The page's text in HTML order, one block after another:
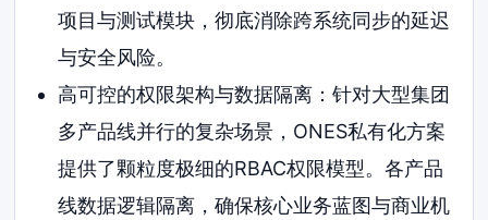
项目与测试模块，彻底消除跨系统同步的延迟
与安全风险。
高可控的权限架构与数据隔离：针对大型集团
多产品线并行的复杂场景，ONES私有化方案
提供了颗粒度极细的RBAC权限模型。各产品
线数据逻辑隔离，确保核心业务蓝图与商业机